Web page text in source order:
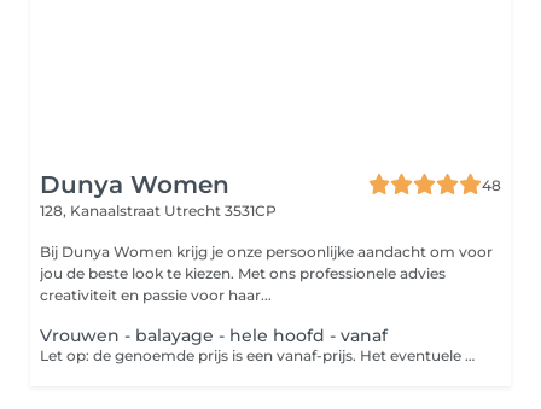
Dunya Women
48
128, Kanaalstraat Utrecht 3531CP
Bij Dunya Women krijg je onze persoonlijke aandacht om voor
jou de beste look te kiezen. Met ons professionele advies
creativiteit en passie voor haar...
Vrouwen - balayage - hele hoofd - vanaf
Let op: de genoemde prijs is een vanaf-prijs. Het eventuele prijsverschil wordt verrekend in de salon. Balayage is de Franse term voor het woord 'veeg' of 'vegen'. Er wordt bij een balayage namelijk alleen gebruik gemaakt van verf en een kwast en niet van folies. Met een klein borsteltje of applicator wordt de verf als het ware over het haar heen geveegd waardoor er subtiel kleurverschillen ontstaan. Het resultaat doet daarom denken aan een subtiele 'ombre', maar dan in de vorm van highlights.